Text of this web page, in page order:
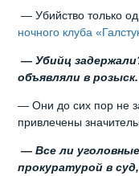
— Убийство только
ночного клуба
— Убийц
объявляли в розыск.
— Они до сих пор не
привлечены
— Все ли
прокуратурой в